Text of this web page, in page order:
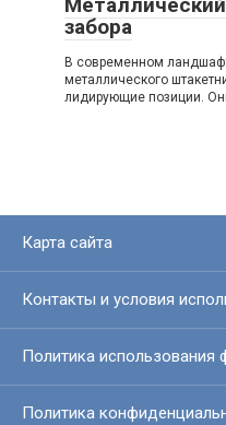
забора
В современном
металлического
лидирующие позиции.
Карта сайта
Контакты и условия
Политика использования
Политика